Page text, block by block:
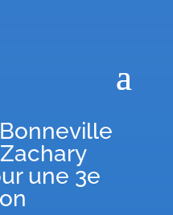
une 3e